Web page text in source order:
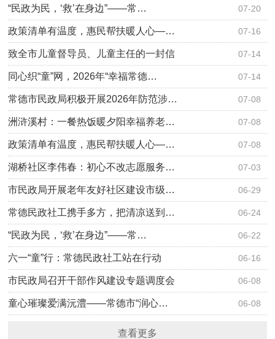
07-20
“民政为民，‘救’在身边”——常…
07-16
政策清单有温度，惠民帮扶暖人心—…
07-14
致全市儿童督导员、儿童主任的一封信
07-14
同心织“童”网，2026年“幸福常德…
07-08
常德市民政局积极开展2026年防范涉…
07-08
洲浒溪村：一餐热饭暖夕阳幸福养老…
07-08
政策清单有温度，惠民帮扶暖人心—…
07-03
湖桥社区李伟春：初心不改志愿服务…
06-29
市民政局开展老年友好社区建设市级…
06-24
常德民政社工携手多方，把清凉送到…
06-22
“民政为民，‘救’在身边”——常…
06-16
六一“童”行：常德民政社工站在行动
06-08
市民政局召开干部作风建设专题调度会
06-08
童心璀璨爱满沅澧——常德市“润心…
查看更多